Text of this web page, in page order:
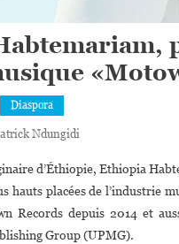
Diaspora
Ndungidi
d’Éthiopie, Ethiopia
hauts placées de l’industrie
Records depuis 2014 et
Group (UPMG).